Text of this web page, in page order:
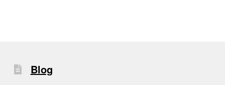
Blog